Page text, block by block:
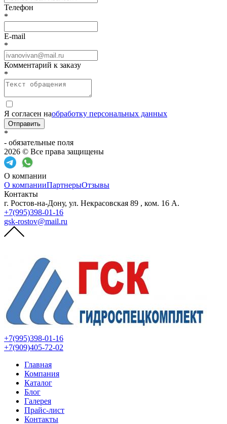
Телефон
*
E-mail
*
Комментарий к заказу
*
Я согласен наобработку персональных данных
Отправить
*
- обязательные поля
2026 © Все права защищены
О компании
О компанииПартнерыОтзывы
Контакты
г. Ростов-на-Дону, ул. Некрасовская 89 , ком. 16 А.
+7(995)398-01-16
gsk-rostov@mail.ru
+7(995)398-01-16
+7(909)405-72-02
Главная
Компания
Каталог
Блог
Галерея
Прайс-лист
Контакты